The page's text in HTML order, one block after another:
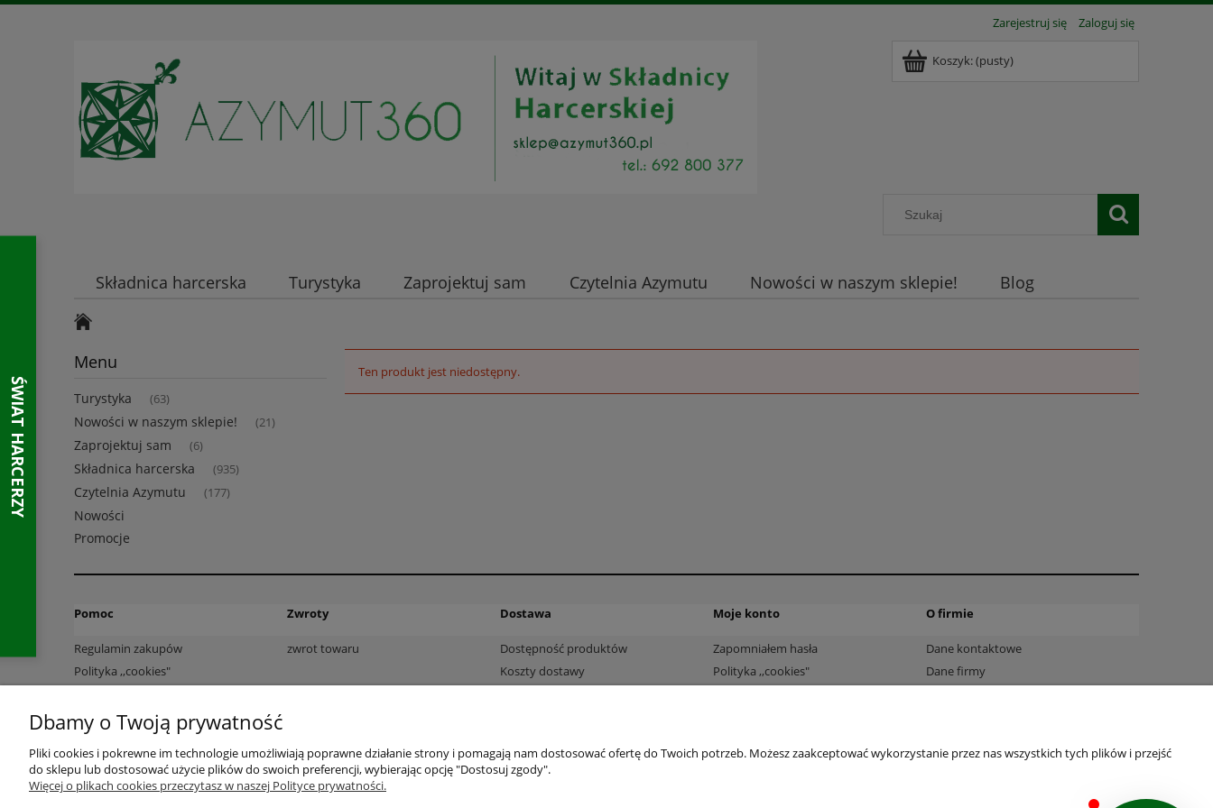
Zarejestruj się Zaloguj się
Koszyk:(pusty)
Składnica harcerska Turystyka Zaprojektuj sam Czytelnia Azymutu Nowości w naszym sklepie!
Blog
Menu
Turystyka (63)
Nowości w naszym sklepie! (21)
Zaprojektuj sam (6)
Składnica harcerska (935)
Czytelnia Azymutu (177)
Nowości
Promocje
Ten produkt jest niedostępny.
Pomoc
Regulamin zakupów
Polityka ,,cookies"
Zwroty
zwrot towaru
Dostawa
Dostępność produktów
Koszty dostawy
Moje konto
Zapomniałem hasła
Polityka ,,cookies"
O firmie
Dane kontaktowe
Dane firmy
Dbamy o Twoją prywatność
Pliki cookies i pokrewne im technologie umożliwiają poprawne działanie strony i pomagają nam dostosować ofertę do Twoich potrzeb. Możesz zaakceptować wykorzystanie przez nas wszystkich tych plików i przejść
do sklepu lub dostosować użycie plików do swoich preferencji, wybierając opcję "Dostosuj zgody".
Więcej o plikach cookies przeczytasz w naszej Polityce prywatności.